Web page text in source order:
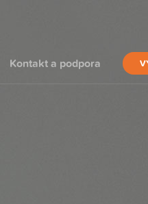
Kontakt a podpora